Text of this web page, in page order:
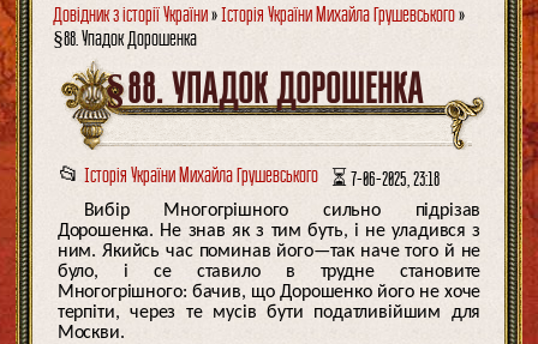
Довідник з історії України»Історія України Михайла Грушевського»
§88. Упадок Дорошенка
§88. УПАДОК ДОРОШЕНКА
📂 Історія України Михайла Грушевського ⏳ 7-06-2025, 23:18
Вибір Многогрішного сильно підрізав
Дорошенка. Не знав як з тим буть, і не уладився з
ним. Якийсь час поминав його—так наче того й не
було, і се ставило в трудне становите
Многогрішного: бачив, що Дорошенко його не хоче
терпіти, через те мусів бути податливійшим для
Москви.